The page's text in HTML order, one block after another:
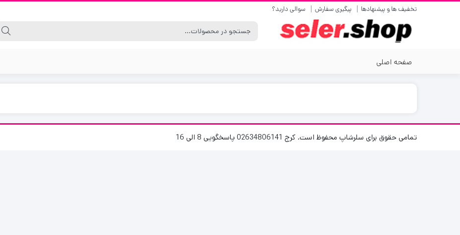
تخفیف ها و پیشنهادها پیگیری سفارش سوالی دارید؟
صفحه اصلی
تمامی حقوق برای سلرشاپ محفوظ است. کرج 02634806141 پاسخگویی 8 الی 16